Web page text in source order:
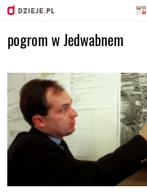
Przejdź
do
pogrom w Jedwabnem